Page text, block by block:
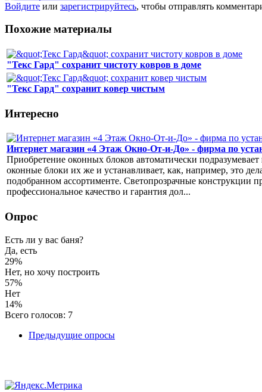
Войдите или зарегистрируйтесь, чтобы отправлять
Похожие материалы
"Текс Гард" сохранит чистоту ковров в доме
"Текс Гард" сохранит ковер чистым
Интересно
Интернет магазин «4 Этаж Окно-От-и-До» - фирма по
Приобретение оконных блоков автоматически
оконные блоки их же и устанавливает, как, например, это
подобранном ассортименте. Светопрозрачные
профессиональное качество и гарантия дол...
Опрос
Есть ли у вас баня?
Да, есть
29%
Нет, но хочу построить
57%
Нет
14%
Всего голосов: 7
Предыдущие опросы